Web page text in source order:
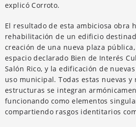
explicó Corroto.
El resultado de esta ambiciosa obra
rehabilitación de un edificio
creación de una nueva plaza
espacio declarado Bien de Interés
Salón Rico, y la edificación de
uso municipal. Todas estas nuevas y
estructuras se integran
funcionando como elementos
compartiendo rasgos identitarios